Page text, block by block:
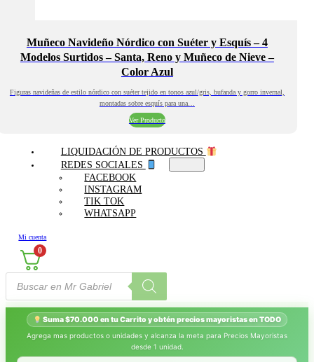
Muñeco Navideño Nórdico con Suéter y Esquís – 4
Modelos Surtidos – Santa, Reno y Muñeco de Nieve –
Color Azul
Figuras navideñas de estilo nórdico con suéter tejido en tonos azul/gris, bufanda y gorro invernal,
montadas sobre esquís para una…
Ver Producto
LIQUIDACIÓN DE PRODUCTOS
REDES SOCIALES
FACEBOOK
INSTAGRAM
TIK TOK
WHATSAPP
Mi cuenta
0
Búsqueda
productos
Suma $70.000 en tu Carrito y obtén precios mayoristas en TODO
Agrega mas productos o unidades y alcanza la meta para Precios Mayoristas
desde 1 unidad.